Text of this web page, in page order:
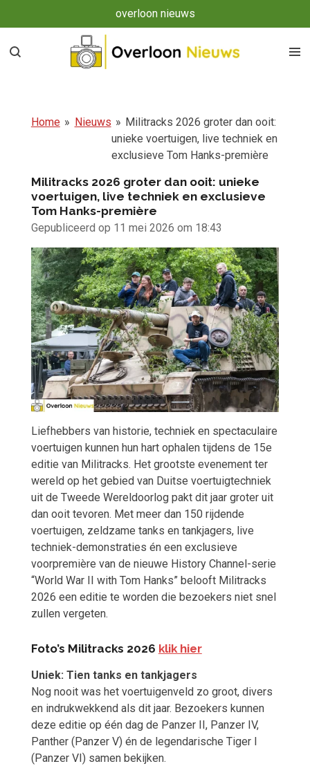
direct
naar
overloon nieuws
Home » Nieuws » Militracks 2026 groter dan ooit:
unieke voertuigen, live techniek en
exclusieve Tom Hanks-première
Militracks 2026 groter dan ooit: unieke
voertuigen, live techniek en exclusieve
Tom Hanks-première
Gepubliceerd op 11 mei 2026 om 18:43
Liefhebbers van historie, techniek en spectaculaire
voertuigen kunnen hun hart ophalen tijdens de 15e
editie van Militracks. Het grootste evenement ter
wereld op het gebied van Duitse voertuigtechniek
uit de Tweede Wereldoorlog pakt dit jaar groter uit
dan ooit tevoren. Met meer dan 150 rijdende
voertuigen, zeldzame tanks en tankjagers, live
techniek-demonstraties én een exclusieve
voorpremière van de nieuwe History Channel-serie
“World War II with Tom Hanks” belooft Militracks
2026 een editie te worden die bezoekers niet snel
zullen vergeten.
Foto’s Militracks 2026 klik hier
Uniek: Tien tanks en tankjagers
Nog nooit was het voertuigenveld zo groot, divers
en indrukwekkend als dit jaar. Bezoekers kunnen
deze editie op één dag de Panzer II, Panzer IV,
Panther (Panzer V) én de legendarische Tiger I
(Panzer VI) samen bekijken.